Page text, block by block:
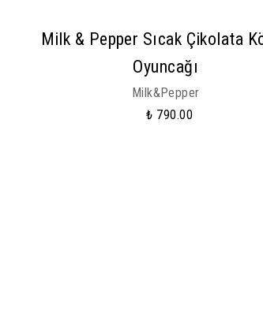
Milk & Pepper Sıcak Çikolata
Oyuncağı
Milk&Pepper
₺ 790.00